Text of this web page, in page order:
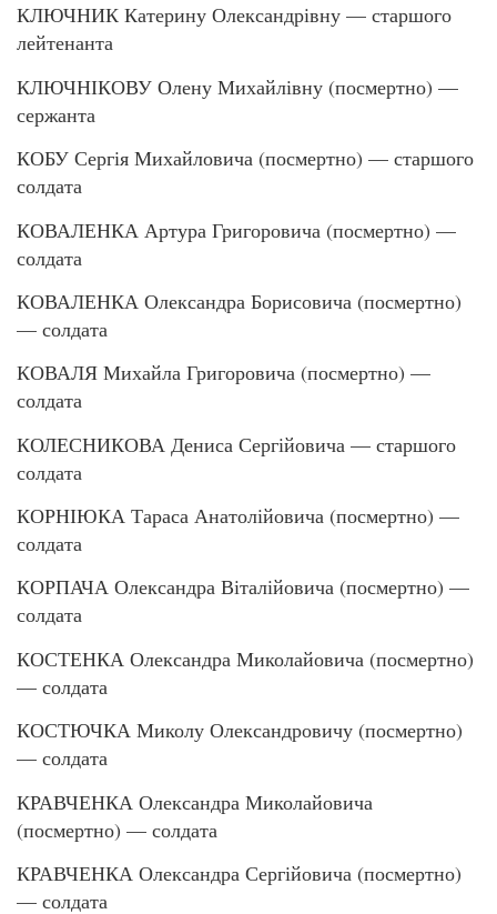
КЛЮЧНИК Катерину Олександрівну — старшого
лейтенанта
КЛЮЧНІКОВУ Олену Михайлівну (посмертно) —
сержанта
КОБУ Сергія Михайловича (посмертно) — старшого
солдата
КОВАЛЕНКА Артура Григоровича (посмертно) —
солдата
КОВАЛЕНКА Олександра Борисовича (посмертно)
— солдата
КОВАЛЯ Михайла Григоровича (посмертно) —
солдата
КОЛЕСНИКОВА Дениса Сергійовича — старшого
солдата
КОРНІЮКА Тараса Анатолійовича (посмертно) —
солдата
КОРПАЧА Олександра Віталійовича (посмертно) —
солдата
КОСТЕНКА Олександра Миколайовича (посмертно)
— солдата
КОСТЮЧКА Миколу Олександровичу (посмертно)
— солдата
КРАВЧЕНКА Олександра Миколайовича
(посмертно) — солдата
КРАВЧЕНКА Олександра Сергійовича (посмертно)
— солдата